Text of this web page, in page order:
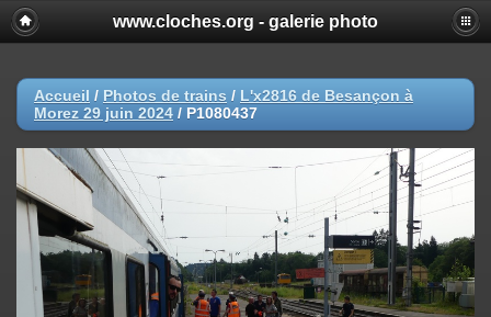
www.cloches.org - galerie photo
Accueil / Photos de trains / L'x2816 de Besançon à
Morez 29 juin 2024 / P1080437